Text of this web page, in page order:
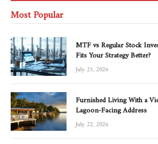
Most Popular
MTF vs Regular Stock
Fits Your Strategy Better?
July 25, 2026
Furnished Living With a
Lagoon-Facing Address
July 22, 2026